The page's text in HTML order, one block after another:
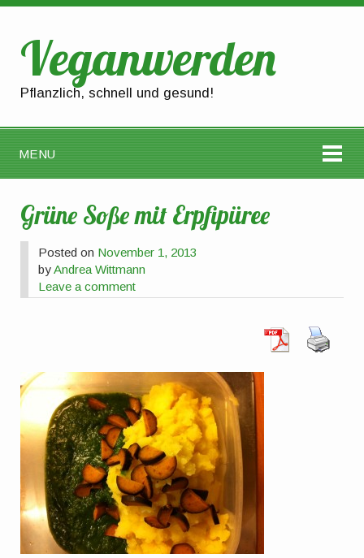
Veganwerden
Pflanzlich, schnell und gesund!
MENU
Grüne Soße mit Erpfipüree
Posted on November 1, 2013
byAndrea Wittmann
Leave a comment